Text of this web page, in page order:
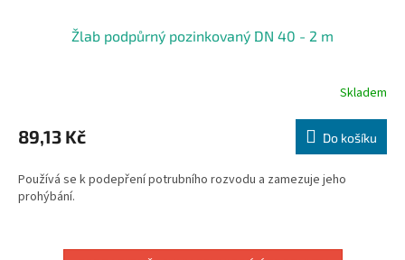
Žlab podpůrný pozinkovaný DN 40 - 2 m
Skladem
89,13 Kč Do košíku
Používá se k podepření potrubního rozvodu a zamezuje jeho
prohýbání.